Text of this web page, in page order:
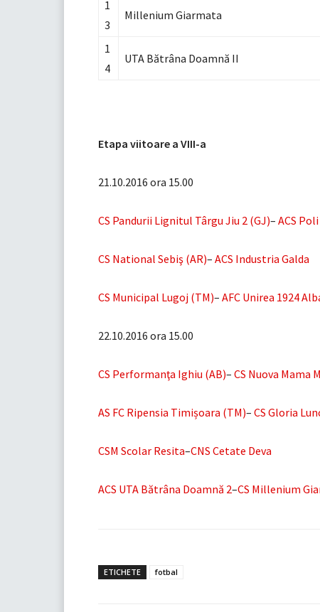
1
3
Millenium Giarmata
1
4
UTA Bătrâna Doamnă II
Etapa viitoare a VIII-a
21.10.2016 ora 15.00
CS Pandurii Lignitul Târgu Jiu 2 (GJ)– ACS
CS National Sebiş (AR)– ACS Industria Galda
CS Municipal Lugoj (TM)– AFC Unirea 1924
22.10.2016 ora 15.00
CS Performanţa Ighiu (AB)– CS Nuova Mama
AS FC Ripensia Timișoara (TM)– CS Gloria
CSM Scolar Resita–CNS Cetate Deva
ACS UTA Bătrâna Doamnă 2–CS Millenium
ETICHETE fotbal